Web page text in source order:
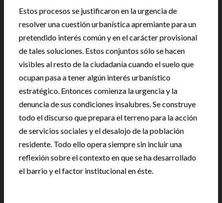
Estos procesos se justificaron en la urgencia de
resolver una cuestión urbanística apremiante para un
pretendido interés común y en el carácter provisional
de tales soluciones. Estos conjuntos sólo se hacen
visibles al resto de la ciudadanía cuando el suelo que
ocupan pasa a tener algún interés urbanístico
estratégico. Entonces comienza la urgencia y la
denuncia de sus condiciones insalubres. Se construye
todo el discurso que prepara el terreno para la acción
de servicios sociales y el desalojo de la población
residente. Todo ello opera siempre sin incluir una
reflexión sobre el contexto en que se ha desarrollado
el barrio y el factor institucional en éste.